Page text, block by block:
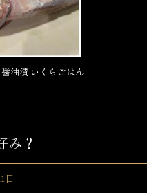
油漬 いくらごはん
み？
日